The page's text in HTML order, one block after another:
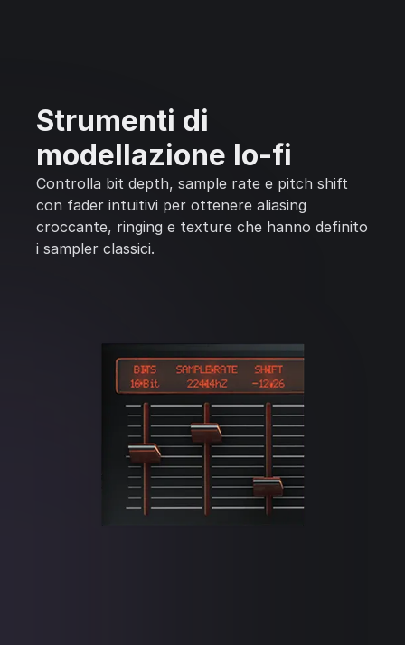
Strumenti di
modellazione lo-fi
Controlla bit depth, sample rate e pitch shift
con fader intuitivi per ottenere aliasing
croccante, ringing e texture che hanno definito
i sampler classici.